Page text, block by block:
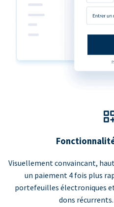
Visuellement convaincant,
un paiement 4 fois plus
portefeuilles électroniques
dons récurrents.